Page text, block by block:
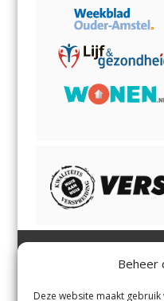
Beheer
Deze website maakt
Margadantstraat 34